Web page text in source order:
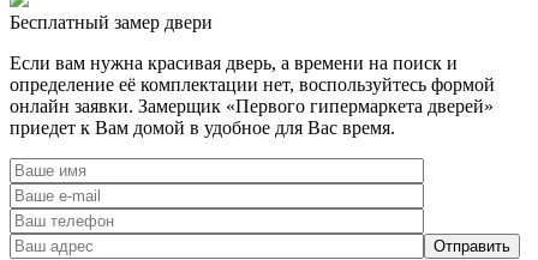
Бесплатный замер двери
Если вам нужна красивая дверь, а времени на поиск и
определение её комплектации нет, воспользуйтесь формой
онлайн заявки. Замерщик «Первого гипермаркета дверей»
приедет к Вам домой в удобное для Вас время.